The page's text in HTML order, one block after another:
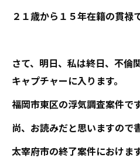
２１歳から１５年在籍の貫禄
さて、明日、私は終日、不倫
キャプチャーに入ります。
福岡市東区の浮気調査案件です
尚、お読みだと思いますので
太宰府市の終了案件におけま